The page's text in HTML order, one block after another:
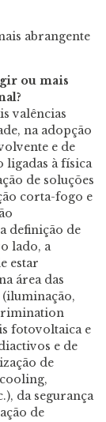
abrangente
ou mais
valências
na adopção
e de
ligadas à física
de soluções
corta-fogo e
definição de
lado, a
estar
área das
fotovoltaica e
e de
de
da segurança
de